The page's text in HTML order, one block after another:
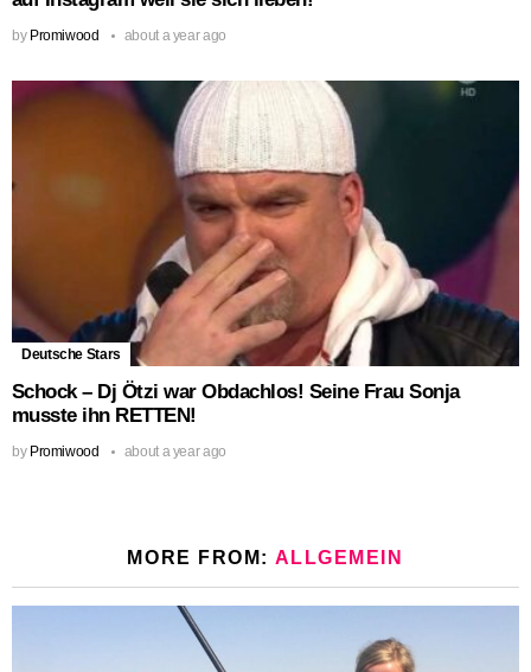
by Promiwood about a year ago
Deutsche Stars
Schock – Dj Ötzi war Obdachlos! Seine Frau Sonja
musste ihn RETTEN!
by Promiwood about a year ago
MORE FROM: ALLGEMEIN